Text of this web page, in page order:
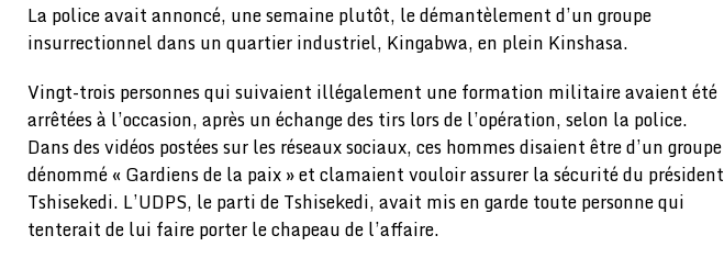
La police avait annoncé, une semaine plutôt, le démantèlement d’un groupe
insurrectionnel dans un quartier industriel, Kingabwa, en plein Kinshasa.
Vingt-trois personnes qui suivaient illégalement une formation militaire avaient été
arrêtées à l’occasion, après un échange des tirs lors de l’opération, selon la police.
Dans des vidéos postées sur les réseaux sociaux, ces hommes disaient être d’un groupe
dénommé « Gardiens de la paix » et clamaient vouloir assurer la sécurité du président
Tshisekedi. L’UDPS, le parti de Tshisekedi, avait mis en garde toute personne qui
tenterait de lui faire porter le chapeau de l’affaire.